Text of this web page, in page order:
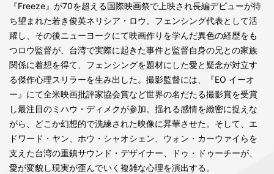
『Freeze』が70を超える国際映画祭で上映され長編デビューが待
ち望まれた若き俊英ネリシア・ロウ。フェンシング代表として活
躍し、その後ニューヨークにて映画作りを学んだ異色の経歴をも
つロウ監督が、台湾で実際に起きた事件と監督自身の兄との家族
関係に着想を得て、フェンシングを題材にした愛と疑念が対立す
る傑作心理スリラーを生み出した。撮影監督には、『EO イーオ
ー』にて全米映画批評家協会賞など世界の名だたる撮影賞を受賞
し最注目のミハウ・ディメクが参加。揺れる感情を緻密に捉えな
がら、どこか幻想的で洗練された映像に昇華させた。そして、エ
ドワード・ヤン、ホウ・シャオシェン、ウォン・カーウァイらを
支えた台湾の重鎮サウンド・デザイナー、ドゥ・ドゥーチーが、
愛が変貌し現実が歪んでいく複雑な心理を演出する。